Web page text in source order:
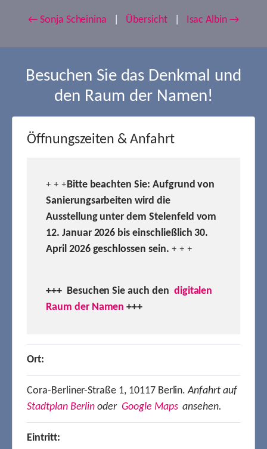
← Sonja Scheinina Übersicht Isac Albin →
Besuchen Sie das Denkmal und
den Raum der Namen!
Öffnungszeiten & Anfahrt
+ + +Bitte beachten Sie: Aufgrund von
Sanierungsarbeiten wird die
Ausstellung unter dem Stelenfeld vom
12. Januar 2026 bis einschließlich 30.
April 2026 geschlossen sein. + + +
+++ Besuchen Sie auch den digitalen
Raum der Namen +++
Ort:
Cora-Berliner-Straße 1, 10117 Berlin.Anfahrt auf
Stadtplan Berlin oder Google Mapsansehen.
Eintritt: